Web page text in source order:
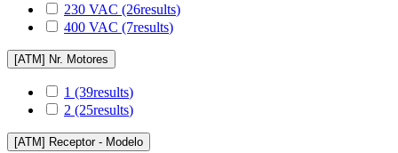
230 VAC (26results)
400 VAC (7results)
[ATM] Nr. Motores
1 (39results)
2 (25results)
[ATM] Receptor - Modelo